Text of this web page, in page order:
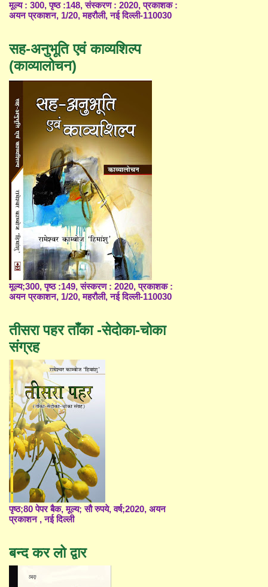
मूल्य : 300, पृष्ठ :148, संस्करण : 2020, प्रकाशक :
अयन प्रकाशन, 1/20, महरौली, नई दिल्ली-110030
सह-अनुभूति एवं काव्यशिल्प
(काव्यालोचन)
मूल्य;300, पृष्ठ :149, संस्करण : 2020, प्रकाशक :
अयन प्रकाशन, 1/20, महरौली, नई दिल्ली-110030
तीसरा पहर ताँका -सेदोका-चोका
संग्रह
पृष्ठ;80 पेपर बैक, मूल्य; सौ रुपये, वर्ष;2020, अयन
प्रकाशन , नई दिल्ली
बन्द कर लो द्वार